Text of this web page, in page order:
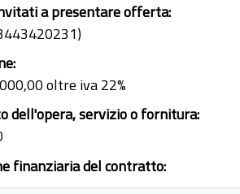
a presentare offerta:
oltre iva 22%
dell'opera, servizio o fornitura:
finanziaria del contratto: